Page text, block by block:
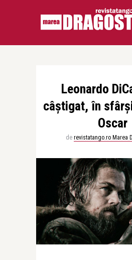
Leonardo
câștigat, în
Oscar
de revistatango.ro Marea